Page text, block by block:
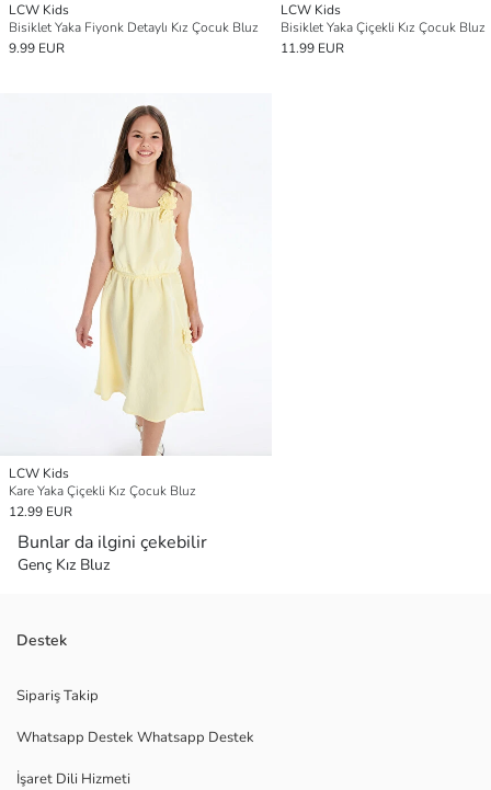
LCW Kids
Bisiklet Yaka Fiyonk Detaylı Kız Çocuk Bluz
9.99 EUR
LCW Kids
Bisiklet Yaka Çiçekli Kız Çocuk Bluz
11.99 EUR
LCW Kids
Kare Yaka Çiçekli Kız Çocuk Bluz
12.99 EUR
Bunlar da ilgini çekebilir
Genç Kız Bluz
Destek
Sipariş Takip
Whatsapp Destek Whatsapp Destek
İşaret Dili Hizmeti